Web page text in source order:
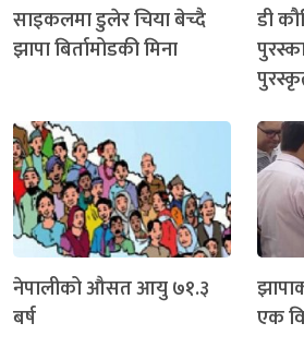
साइकलमा डुलेर चिया बेच्दै
झापा बिर्तामोडकी मिना
डी
नेपालीको औसत आयु ७१.३
बर्ष
एक